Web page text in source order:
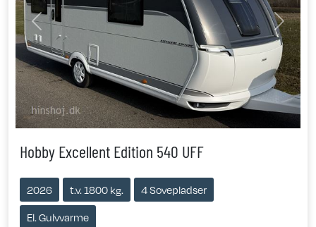
Previous Next
Hobby Excellent Edition 540 UFF
2026 t.v. 1800 kg.
4 Sovepladser
El. Gulvvarme